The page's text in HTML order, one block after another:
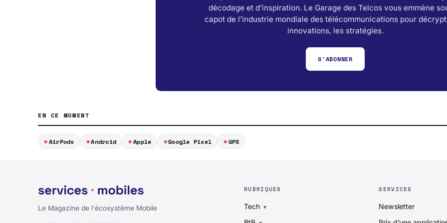
décodage et d’inspiration. Le Garage des Telcos vous emmène
capot de l’industrie mondiale des télécommunications pour
innovations, les stratégies.
S'ABONNER
EN CE MOMENT
AirPods Android Apple Google Pixel GPS
Le Magazine de l'écosystème Mobile
RUBRIQUES
Tech
SERVICES
Newsletter